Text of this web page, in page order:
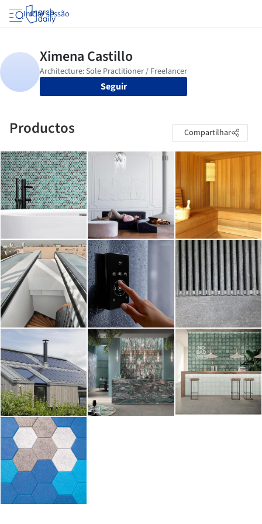
Iniciar sessão
Seguir
Productos Compartilhar